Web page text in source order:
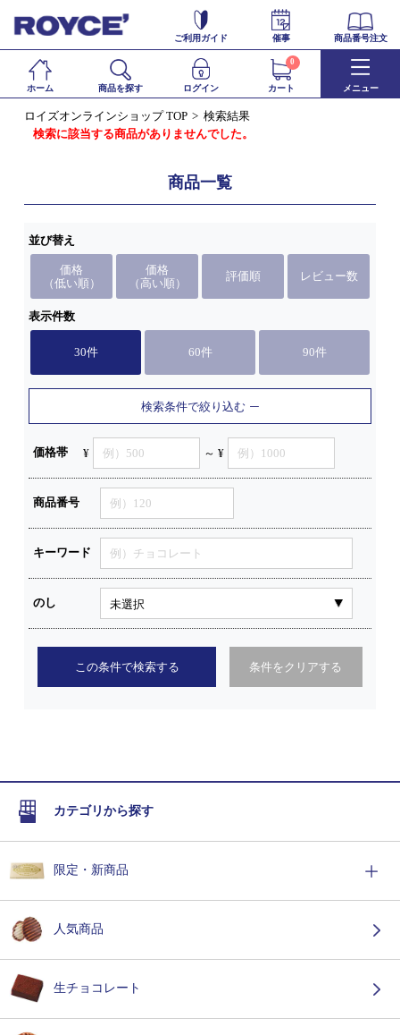
ご利用ガイド 催事 商品番号注文
ホーム 商品を探す ログイン カート
0
メニュー
ロイズオンラインショップ TOP
検索結果
検索に該当する商品がありませんでした。
商品一覧
並び替え
価格
（低い順）
価格
（高い順）
評価順 レビュー数
表示件数
30件 60件 90件
検索条件で絞り込む
価格帯 ¥ ～ ¥
商品番号
キーワード
のし
この条件で検索する 条件をクリアする
カテゴリから探す
限定・新商品
人気商品
生チョコレート